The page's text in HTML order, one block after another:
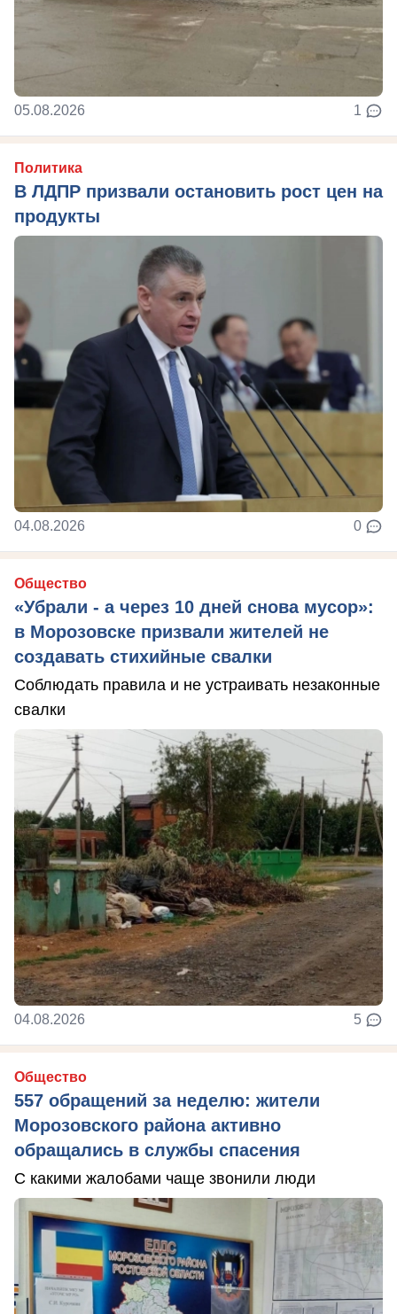
05.08.2026 1
Политика
В ЛДПР призвали остановить рост цен на
продукты
04.08.2026 0
Общество
«Убрали - а через 10 дней снова мусор»:
в Морозовске призвали жителей не
создавать стихийные свалки
Соблюдать правила и не устраивать незаконные
свалки
04.08.2026 5
Общество
557 обращений за неделю: жители
Морозовского района активно
обращались в службы спасения
С какими жалобами чаще звонили люди